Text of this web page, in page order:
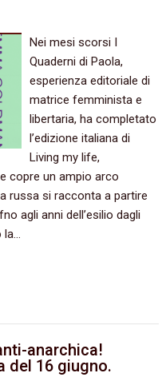
Nei mesi scorsi I
Quaderni di Paola,
esperienza editoriale di
matrice femminista e
libertaria, ha completato
l’edizione italiana di
Living my life,
copre un ampio arco
russa si racconta a partire
agli anni dell’esilio dagli
la…
anarchica!
del 16 giugno.